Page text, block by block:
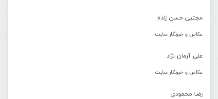
مجتبی حسن زاده
عکاس و خبرنگار سایت
علی آرمان نژاد
عکاس و خبرنگار سایت
رضا محمودی